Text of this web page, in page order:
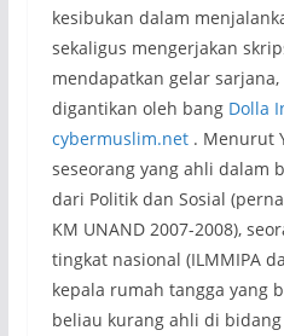
kesibukan dalam
sekaligus mengerjakan
mendapatkan gelar
digantikan oleh bang Dolla
cybermuslim.net . Menurut
seseorang yang ahli dalam
dari Politik dan Sosial
KM UNAND 2007-2008),
tingkat nasional (ILMMIPA
kepala rumah tangga yang
beliau kurang ahli di